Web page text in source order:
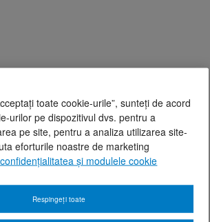
toate cookie-urile”, sunteți de acord
urilor pe dispozitivul dvs. pentru a
pe site, pentru a analiza utilizarea site-
eforturile noastre de marketing
și modulele cookie
Respingeți toate